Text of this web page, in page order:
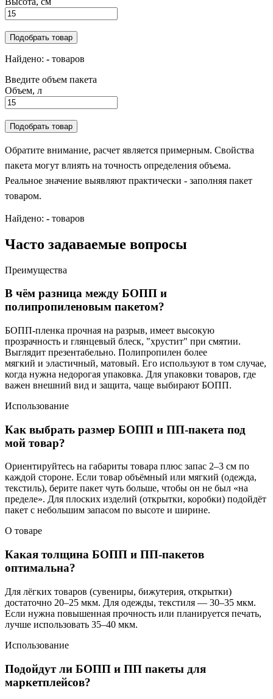
Подобрать товар
Найдено: - товаров
Введите объем пакета
Объем, л
Подобрать товар
Обратите внимание, расчет является примерным. Свойства
пакета могут влиять на точность определения объема.
Реальное значение выявляют практически - заполняя пакет
товаром.
Найдено: - товаров
Часто задаваемые вопросы
Преимущества
В чём разница между БОПП и
полипропиленовым пакетом?
БОПП-пленка прочная на разрыв, имеет высокую
прозрачность и глянцевый блеск, "хрустит" при смятии.
Выглядит презентабельно. Полипропилен более
мягкий и эластичный, матовый. Его используют в том случае,
когда нужна недорогая упаковка. Для упаковки товаров, где
важен внешний вид и защита, чаще выбирают БОПП.
Использование
Как выбрать размер БОПП и ПП-пакета под
мой товар?
Ориентируйтесь на габариты товара плюс запас 2–3 см по
каждой стороне. Если товар объёмный или мягкий (одежда,
текстиль), берите пакет чуть больше, чтобы он не был «на
пределе». Для плоских изделий (открытки, коробки) подойдёт
пакет с небольшим запасом по высоте и ширине.
О товаре
Какая толщина БОПП и ПП-пакетов
оптимальна?
Для лёгких товаров (сувениры, бижутерия, открытки)
достаточно 20–25 мкм. Для одежды, текстиля — 30–35 мкм.
Если нужна повышенная прочность или планируется печать,
лучше использовать 35–40 мкм.
Использование
Подойдут ли БОПП и ПП пакеты для
маркетплейсов?